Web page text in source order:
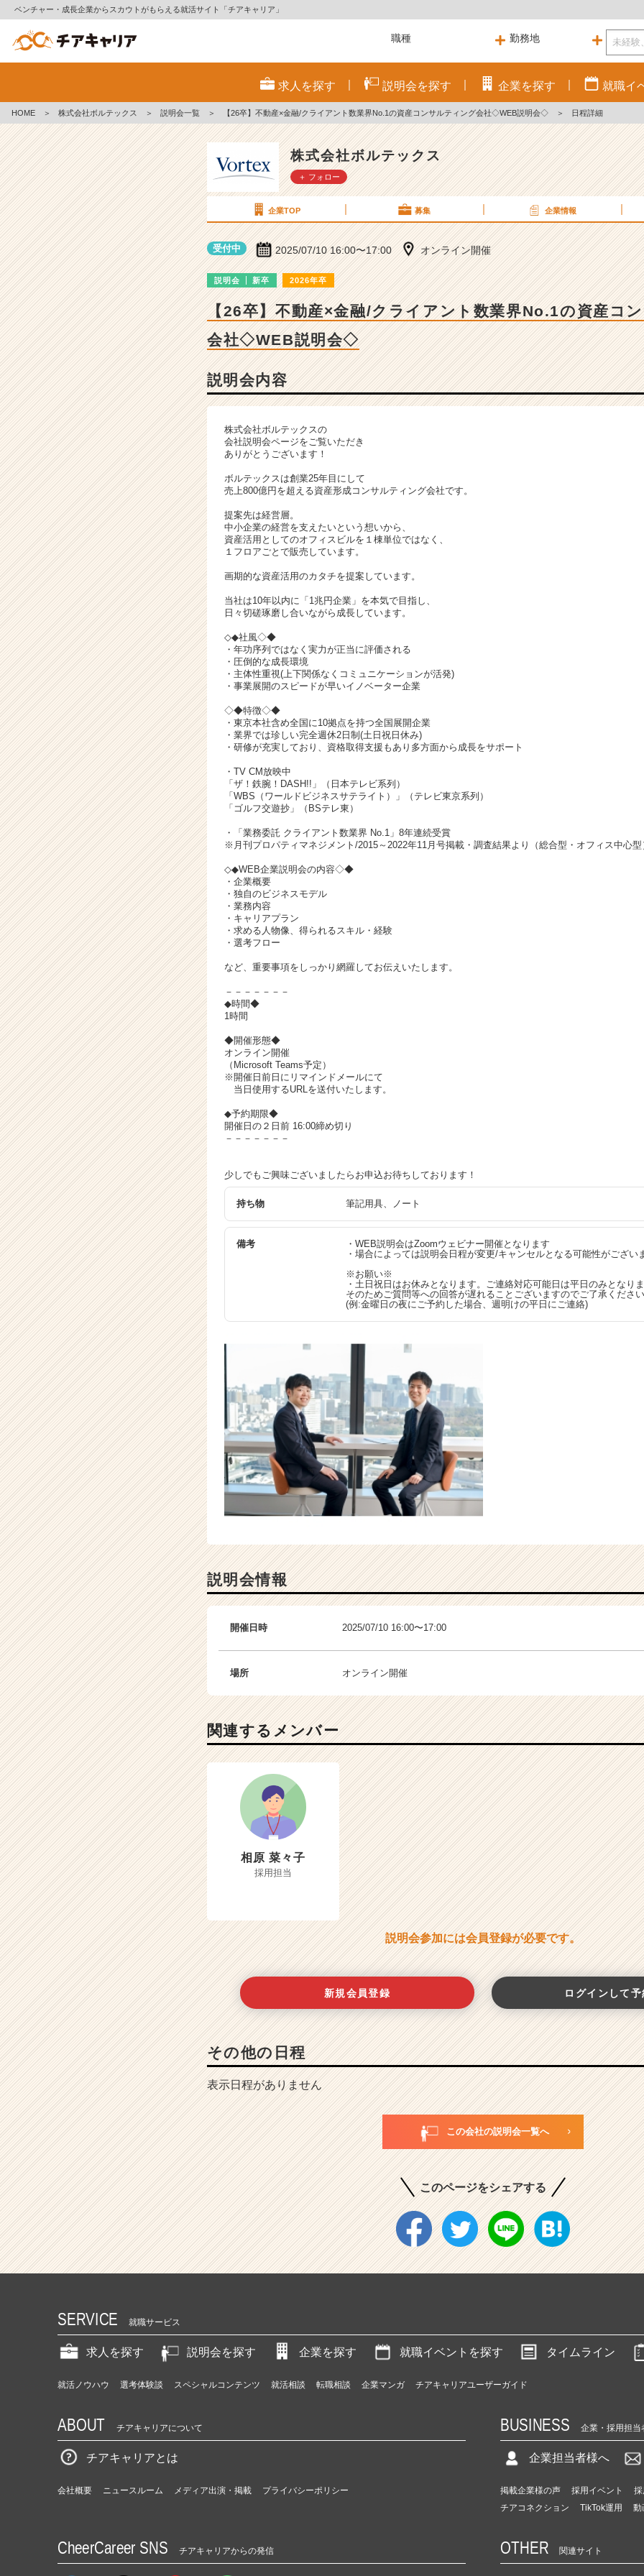
ベンチャー・成長企業からスカウトがもらえる就活サイト「チアキャリア」
社
ボ
求人を探す 説明会を探す 企業を探す 就職イ
HOME ＞ 株式会社ボルテックス ＞ 説明会一覧 ＞ 【26卒】不動産×金融/クライアント数業界No.1の資産コンサルティング会社◇WEB説明会◇ ＞ 日程詳細
株式会社ボルテックス
＋ フォロー
企業TOP 募集 企業情報
受付中 2025/07/10 16:00〜17:00 オンライン開催
説明会 新卒 2026年卒
【26卒】不動産×金融/クライアント数業界No.1の資産コ
会社◇WEB説明会◇
説明会内容
株式会社ボルテックスの
会社説明会ページをご覧いただき
ありがとうございます！
ボルテックスは創業25年目にして
売上800億円を超える資産形成コンサルティング会社です。
提案先は経営層。
中小企業の経営を支えたいという想いから、
資産活用としてのオフィスビルを１棟単位ではなく、
１フロアごとで販売しています。
画期的な資産活用のカタチを提案しています。
当社は10年以内に「1兆円企業」を本気で目指し、
日々切磋琢磨し合いながら成長しています。
◇◆社風◇◆
・年功序列ではなく実力が正当に評価される
・圧倒的な成長環境
・主体性重視(上下関係なくコミュニケーションが活発)
・事業展開のスピードが早いイノベーター企業
◇◆特徴◇◆
・東京本社含め全国に10拠点を持つ全国展開企業
・業界では珍しい完全週休2日制(土日祝日休み)
・研修が充実しており、資格取得支援もあり多方面から成長をサポート
・TV CM放映中
「ザ！鉄腕！DASH!!」（日本テレビ系列）
「WBS（ワールドビジネスサテライト）」（テレビ東京系列）
「ゴルフ交遊抄」（BSテレ東）
・「業務委託 クライアント数業界 No.1」8年連続受賞
※月刊プロパティマネジメント/2015～2022年11月号掲載・調査結果より（総合型・オフィス中心型
◇◆WEB企業説明会の内容◇◆
・企業概要
・独自のビジネスモデル
・業務内容
・キャリアプラン
・求める人物像、得られるスキル・経験
・選考フロー
など、重要事項をしっかり網羅してお伝えいたします。
－－－－－－－
◆時間◆
1時間
◆開催形態◆
オンライン開催
（Microsoft Teams予定）
※開催日前日にリマインドメールにて
当日使用するURLを送付いたします。
◆予約期限◆
開催日の２日前 16:00締め切り
－－－－－－－
少しでもご興味ございましたらお申込お待ちしております！
持ち物 筆記用具、ノート
備考
・WEB説明会はZoomウェビナー開催となります
・場合によっては説明会日程が変更/キャンセルとなる可能性がござい
※お願い※
・土日祝日はお休みとなります。ご連絡対応可能日は平日のみとなり
そのためご質問等への回答が遅れることございますのでご了承くださ
(例:金曜日の夜にご予約した場合、週明けの平日にご連絡)
説明会情報
開催日時 2025/07/10 16:00〜17:00
場所 オンライン開催
関連するメンバー
相原 菜々子
採用担当
説明会参加には会員登録が必要です。
新規会員登録 ログインして
その他の日程
表示日程がありません
この会社の説明会一覧へ
このページをシェアする
SERVICE 就職サービス
求人を探す 説明会を探す 企業を探す 就職イベントを探す タイムライン
就活ノウハウ 選考体験談 スペシャルコンテンツ 就活相談 転職相談 企業マンガ チアキャリアユーザーガイド
ABOUT チアキャリアについて
チアキャリアとは
会社概要 ニュースルーム メディア出演・掲載 プライバシーポリシー
BUSINESS 企業・採用担当
企業担当者様へ
掲載企業様の声 採用イベント
チアコネクション
TikTok運用 動
CheerCareer SNS チアキャリアからの発信 OTHER 関連サイト